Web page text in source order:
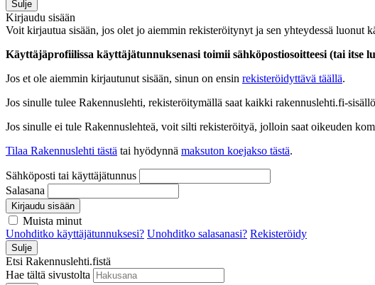
Sulje
Kirjaudu sisään
Voit kirjautua sisään, jos olet jo aiemmin rekisteröitynyt ja sen yhteydessä luonut
Käyttäjäprofiilissa käyttäjätunnuksenasi toimii sähköpostiosoitteesi (tai itse
Jos et ole aiemmin kirjautunut sisään, sinun on ensin rekisteröidyttävä täällä.
Jos sinulle tulee Rakennuslehti, rekisteröitymällä saat kaikki rakennuslehti.fi-
Jos sinulle ei tule Rakennuslehteä, voit silti rekisteröityä, jolloin saat oikeuden
Tilaa Rakennuslehti tästä tai hyödynnä maksuton koejakso tästä.
Sähköposti tai käyttäjätunnus
Salasana
Kirjaudu sisään
Muista minut
Unohditko käyttäjätunnuksesi? Unohditko salasanasi? Rekisteröidy
Sulje
Etsi Rakennuslehti.fistä
Hae tältä sivustolta